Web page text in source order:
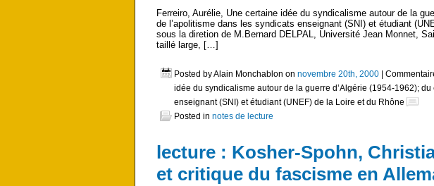
Ferreiro, Aurélie, Une certaine idée du syndicalisme autour de la
de l’apolitisme dans les syndicats enseignant (SNI) et étudiant
sous la diretion de M.Bernard DELPAL, Université Jean Monnet,
taillé large, […]
Posted by Alain Monchablon on novembre 20th, 2000
idée du syndicalisme autour de la guerre d’Algérie (1954-1962);
enseignant (SNI) et étudiant (UNEF) de la Loire et du Rhône
Posted in notes de lecture
lecture : Kosher-Spohn,
et critique du fascisme en